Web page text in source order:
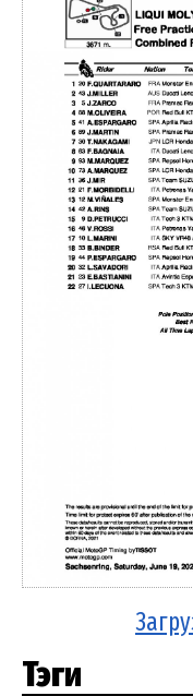
Тэги